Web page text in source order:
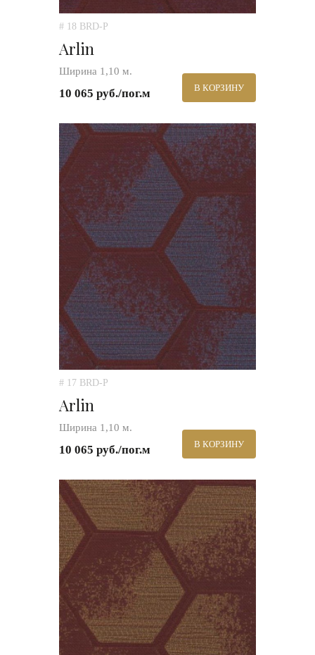
# 18 BRD-P
Arlin
Ширина 1,10 м.
10 065 руб./пог.м В КОРЗИНУ
# 17 BRD-P
Arlin
Ширина 1,10 м.
10 065 руб./пог.м В КОРЗИНУ